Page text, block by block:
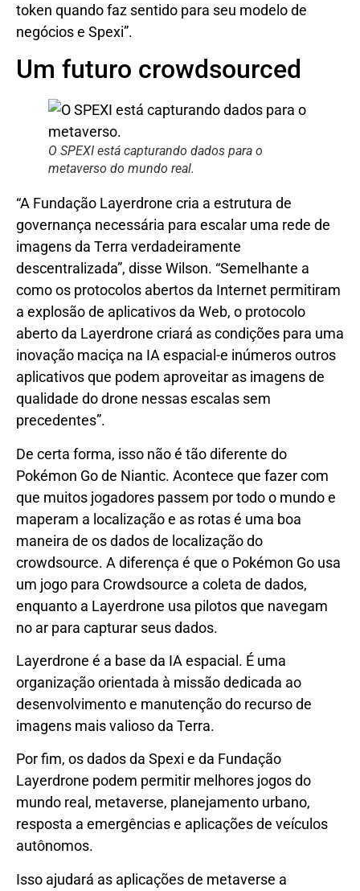
token quando faz sentido para seu modelo de
negócios e Spexi”.
Um futuro crowdsourced
O SPEXI está capturando dados para o
metaverso do mundo real.
“A Fundação Layerdrone cria a estrutura de
governança necessária para escalar uma rede de
imagens da Terra verdadeiramente
descentralizada”, disse Wilson. “Semelhante a
como os protocolos abertos da Internet permitiram
a explosão de aplicativos da Web, o protocolo
aberto da Layerdrone criará as condições para uma
inovação maciça na IA espacial-e inúmeros outros
aplicativos que podem aproveitar as imagens de
qualidade do drone nessas escalas sem
precedentes”.
De certa forma, isso não é tão diferente do
Pokémon Go de Niantic. Acontece que fazer com
que muitos jogadores passem por todo o mundo e
maperam a localização e as rotas é uma boa
maneira de os dados de localização do
crowdsource. A diferença é que o Pokémon Go usa
um jogo para Crowdsource a coleta de dados,
enquanto a Layerdrone usa pilotos que navegam
no ar para capturar seus dados.
Layerdrone é a base da IA ​​espacial. É uma
organização orientada à missão dedicada ao
desenvolvimento e manutenção do recurso de
imagens mais valioso da Terra.
Por fim, os dados da Spexi e da Fundação
Layerdrone podem permitir melhores jogos do
mundo real, metaverse, planejamento urbano,
resposta a emergências e aplicações de veículos
autônomos.
Isso ajudará as aplicações de metaverse a